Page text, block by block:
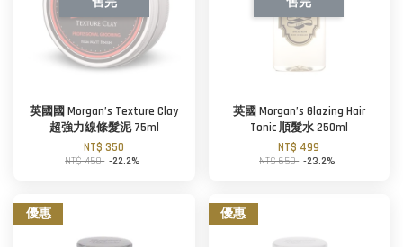
英國國 Morgan’s Texture Clay
超強力線條髮泥 75ml
NT$ 350
NT$ 450 -22.2%
英國 Morgan’s Glazing Hair
Tonic 順髮水 250ml
NT$ 499
NT$ 650 -23.2%
優惠 優惠